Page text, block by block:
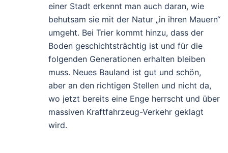
einer Stadt erkennt man auch daran, wie
behutsam sie mit der Natur „in ihren Mauern“
umgeht. Bei Trier kommt hinzu, dass der
Boden geschichtsträchtig ist und für die
folgenden Generationen erhalten bleiben
muss. Neues Bauland ist gut und schön,
aber an den richtigen Stellen und nicht da,
wo jetzt bereits eine Enge herrscht und über
massiven Kraftfahrzeug-Verkehr geklagt
wird.